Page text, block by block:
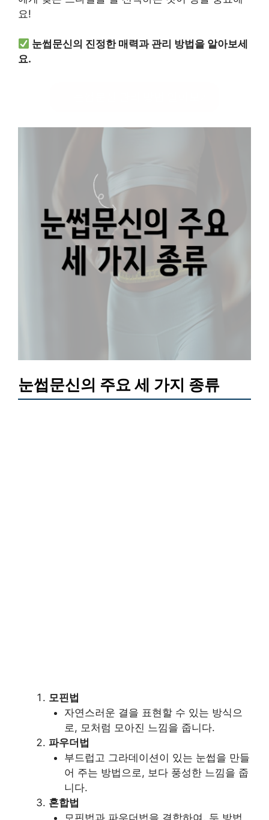
요!
눈썹문신의 진정한 매력과 관리 방법을 알아보세
요.
눈썹문신의 주요 세 가지 종류
모핀법
자연스러운 결을 표현할 수 있는 방식으
로, 모처럼 모아진 느낌을 줍니다.
파우더법
부드럽고 그라데이션이 있는 눈썹을 만들
어 주는 방법으로, 보다 풍성한 느낌을 줍
니다.
혼합법
모핀법과 파우더법을 결합하여, 두 방법